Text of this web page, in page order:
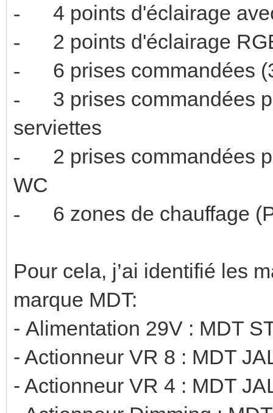
- 4 points
- 2 points
- 6 prises
-
3 prises commandées
-
2 prises commandées
- 6 zones de chauffage
Pour cela, j’ai identifié les
marque MDT:
- Alimentation 29V : MDT
- Actionneur VR 8 : MDT
- Actionneur VR 4 : MDT